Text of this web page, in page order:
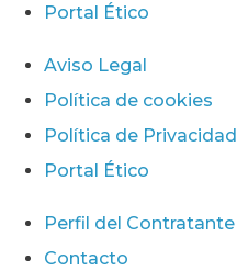
Portal Ético
Aviso Legal
Política de cookies
Política de Privacidad
Portal Ético
Perfil del Contratante
Contacto